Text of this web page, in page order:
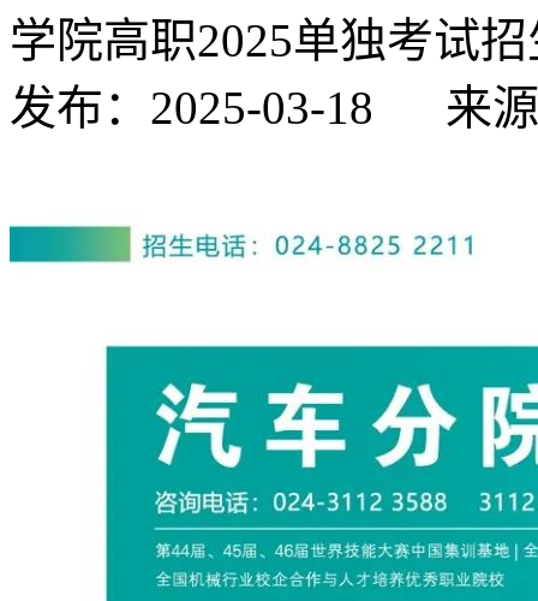
学院高职2025单独考试
发布：2025-03-18 来